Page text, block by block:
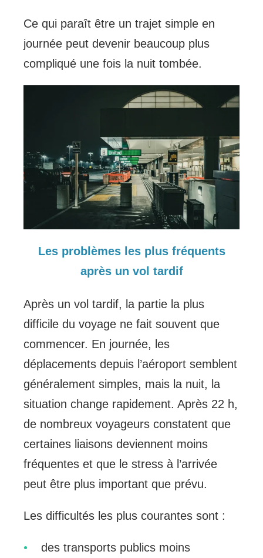
Ce qui paraît être un trajet simple en
journée peut devenir beaucoup plus
compliqué une fois la nuit tombée.
Les problèmes les plus fréquents
après un vol tardif
Après un vol tardif, la partie la plus
difficile du voyage ne fait souvent que
commencer. En journée, les
déplacements depuis l’aéroport semblent
généralement simples, mais la nuit, la
situation change rapidement. Après 22 h,
de nombreux voyageurs constatent que
certaines liaisons deviennent moins
fréquentes et que le stress à l’arrivée
peut être plus important que prévu.
Les difficultés les plus courantes sont :
des transports publics moins